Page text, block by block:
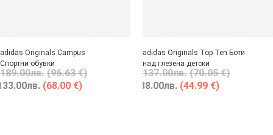
adidas Originals Campus
Спортни обувки
189.00лв. (96.63 €)
лв. (68.00 €)
adidas Originals Top Ten Боти
над глезена детски
137.00лв. (70.05 €)
88.00лв. (44.99 €)